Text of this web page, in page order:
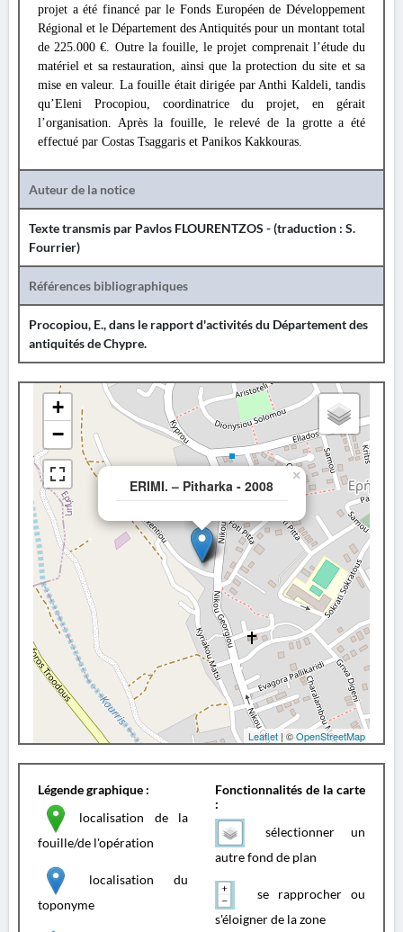
projet a été financé par le Fonds Européen de Développement
Régional et le Département des Antiquités pour un montant total
de 225.000 €. Outre la fouille, le projet comprenait l’étude du
matériel et sa restauration, ainsi que la protection du site et sa
mise en valeur. La fouille était dirigée par Anthi Kaldeli, tandis
qu’Eleni Procopiou, coordinatrice du projet, en gérait
l’organisation. Après la fouille, le relevé de la grotte a été
effectué par Costas Tsaggaris et Panikos Kakkouras.
Auteur de la notice
Texte transmis par Pavlos FLOURENTZOS - (traduction : S.
Fourrier)
Références bibliographiques
Procopiou, E., dans le rapport d'activités du Département des
antiquités de Chypre.
ERIMI. – Pitharka - 2008
×
+
−
Leaflet | ©OpenStreetMap
Légende graphique :
localisation de la
fouille/de l'opération
localisation du
toponyme
Fonctionnalités de la carte
:
sélectionner un
autre fond de plan
se rapprocher ou
s'éloigner de la zone